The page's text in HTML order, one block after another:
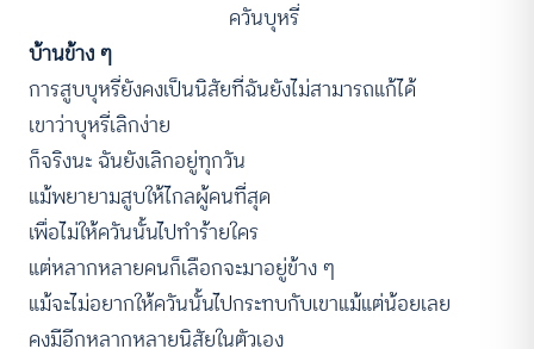
ควันบุหรี่
บ้านข้าง ๆ
การสูบบุหรี่ยังคงเป็นนิสัยที่ฉันยังไม่สามารถแก้ได้
เขาว่าบุหรี่เลิกง่าย
ก็จริงนะ ฉันยังเลิกอยู่ทุกวัน
แม้พยายามสูบให้ไกลผู้คนที่สุด
เพื่อไม่ให้ควันนั้นไปทำร้ายใคร
แต่หลากหลายคนก็เลือกจะมาอยู่ข้าง ๆ
แม้จะไม่อยากให้ควันนั้นไปกระทบกับเขาแม้แต่น้อยเลย
คงมีอีกหลากหลายนิสัยในตัวเอง